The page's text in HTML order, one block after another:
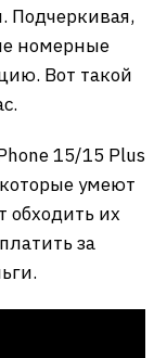
Подчеркивая,
номерные
Вот такой
15/15 Plus
умеют
обходить их
за